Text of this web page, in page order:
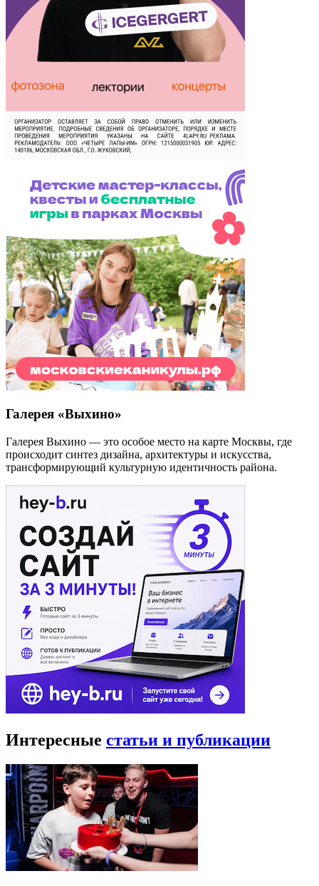
Галерея «Выхино»
Галерея Выхино — это особое место на карте Москвы, где
происходит синтез дизайна, архитектуры и искусства,
трансформирующий культурную идентичность района.
Интересные статьи и публикации